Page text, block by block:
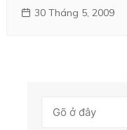
30 Tháng 5, 2009